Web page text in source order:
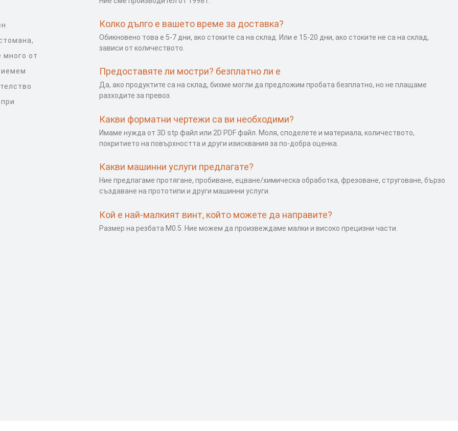
много от
Колко дълго е вашето време за доставка?
Обикновено това е 5-7 дни, ако стоките са на склад. Или е 15-20 дни, ако стоките не са на склад,
зависи от количеството.
Предоставяте ли мостри? безплатно ли е
Да, ако продуктите са на склад, бихме могли да предложим пробата безплатно, но не плащаме
разходите за превоз.
Какви форматни чертежи са ви необходими?
Имаме нужда от 3D stp файл или 2D PDF файл. Моля, споделете и материала, количеството,
покритието на повърхността и други изисквания за по-добра оценка.
Какви машинни услуги предлагате?
Ние предлагаме протягане, пробиване, ецване/химическа обработка, фрезоване, струговане, бързо
създаване на прототипи и други машинни услуги.
Кой е най-малкият винт, който можете да направите?
Размер на резбата M0.5. Ние можем да произвеждаме малки и високо прецизни части.